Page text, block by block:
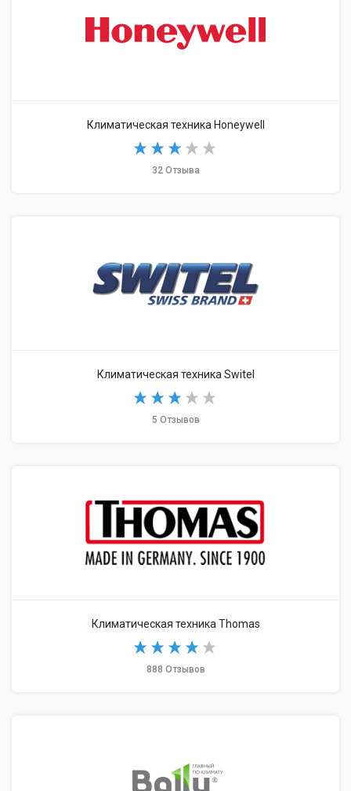
Климатическая техника Honeywell
32 Отзыва
Климатическая техника Switel
5 Отзывов
Климатическая техника Thomas
888 Отзывов